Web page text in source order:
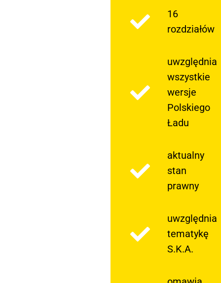
16
rozdziałów
uwzględnia
wszystkie
wersje
Polskiego
Ładu
aktualny
stan
prawny
uwzględnia
tematykę
S.K.A.